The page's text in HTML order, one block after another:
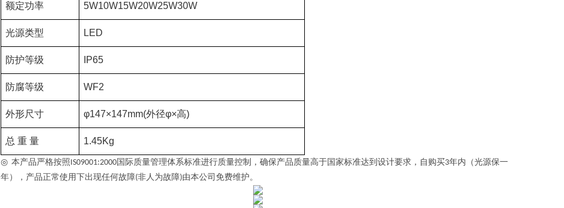
额定功率 5W10W15W20W25W30W
光源类型 LED
防护等级 IP65
防腐等级 WF2
外形尺寸 φ147×147mm(外径φ×高)
总 重 量 1.45Kg
◎ 本产品严格按照IS09001:2000 国际质量管理体系标准进行质量控制，确保产品质量高于国家标准达到设计要求，自购买3年内（光源保一
年），产品正常使用下出现任何故障(非人为故障)由本公司免费维护。